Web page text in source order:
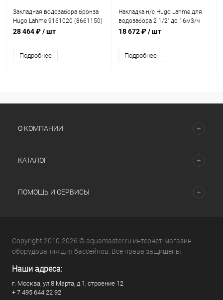
Закладная водозабора бронза
Hugo Lahme 9161020 (8661150)
28 464 ₽/ шт
Подробнее
Накладка н/с Hugo Lahme для
водозабора 2 1/2" до 16м3/ч
(8671520)
18 672 ₽/ шт
Подробнее
О КОМПАНИИ
КАТАЛОГ
ПОМОЩЬ И СЕРВИСЫ
Copyright 2010-2026 © aquamaster.ru интернет-магазин
оборудования для бассейнов. Все права защищены.
Наши адреса:
г. Москва, ул.8 Марта, д.1, строение 12
+ 7 495 644 22 92